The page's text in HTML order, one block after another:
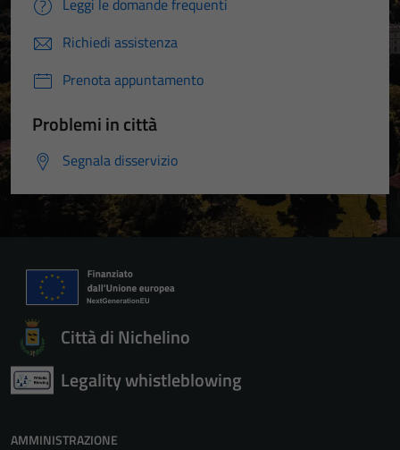
Richiedi assistenza
Prenota appuntamento
Problemi in città
Segnala disservizio
Città di Nichelino
Legality whistleblowing
AMMINISTRAZIONE